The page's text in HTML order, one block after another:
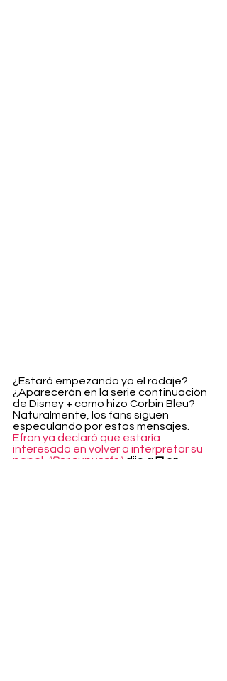
¿Estará empezando ya el rodaje?
¿Aparecerán en la serie continuación
de Disney + como hizo Corbin Bleu?
Naturalmente, los fans siguen
especulando por estos mensajes.
Efron ya declaró que estaría
interesado en volver a interpretar su
papel.
"Por supuesto", dijo a E! en